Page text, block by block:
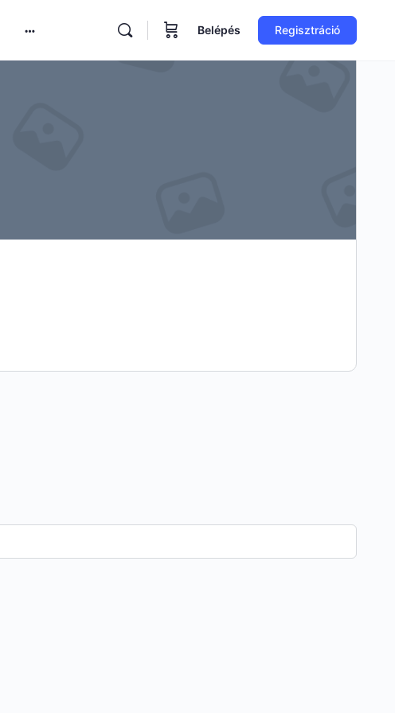
options
Belépés Regisztráció